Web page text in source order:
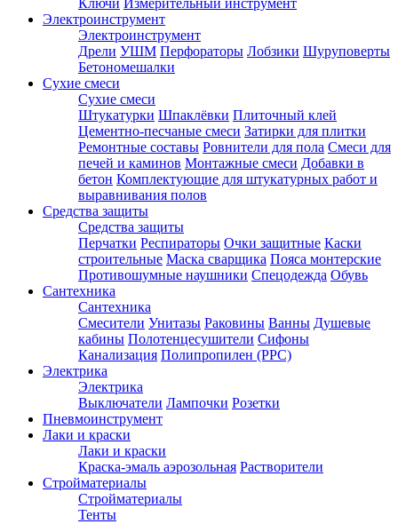
Ключи Измерительный инструмент
Электроинструмент
Электроинструмент
Дрели УШМ Перфораторы Лобзики Шуруповерты
Бетономешалки
Сухие смеси
Сухие смеси
Штукатурки Шпаклёвки Плиточный клей
Цементно-песчаные смеси Затирки для плитки
Ремонтные составы Ровнители для пола Смеси для
печей и каминов Монтажные смеси Добавки в
бетон Комплектующие для штукатурных работ и
выравнивания полов
Средства защиты
Средства защиты
Перчатки Респираторы Очки защитные Каски
строительные Маска сварщика Пояса монтерские
Противошумные наушники Спецодежда Обувь
Сантехника
Сантехника
Смесители Унитазы Раковины Ванны Душевые
кабины Полотенцесушители Сифоны
Канализация Полипропилен (PPC)
Электрика
Электрика
Выключатели Лампочки Розетки
Пневмоинструмент
Лаки и краски
Лаки и краски
Краска-эмаль аэрозольная Растворители
Стройматериалы
Стройматериалы
Тенты